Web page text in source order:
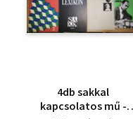
4db sakkal
kapcsolatos mű -